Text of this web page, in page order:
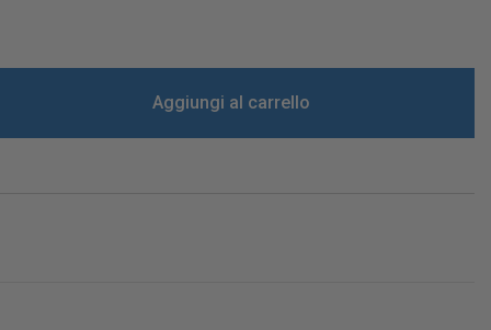
Aggiungi al carrello